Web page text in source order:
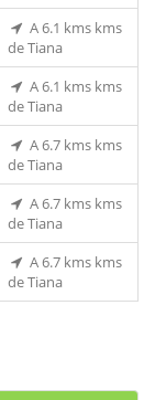
A 6.1 kms kms
de Tiana
A 6.1 kms kms
de Tiana
A 6.7 kms kms
de Tiana
A 6.7 kms kms
de Tiana
A 6.7 kms kms
de Tiana